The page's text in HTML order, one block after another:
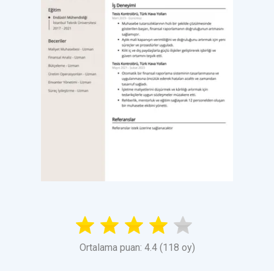
Ortalama puan: 4.4 (118 oy)